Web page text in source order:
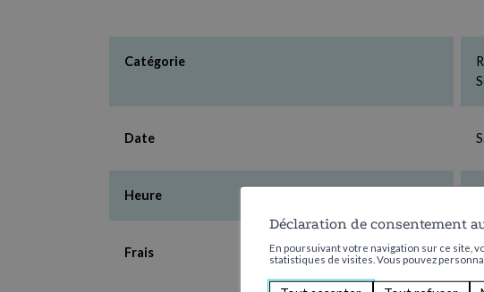
Catégorie
Date
Heure
Frais
Déclaration de consentement
En poursuivant votre navigation sur ce site,
statistiques de visites. Vous pouvez